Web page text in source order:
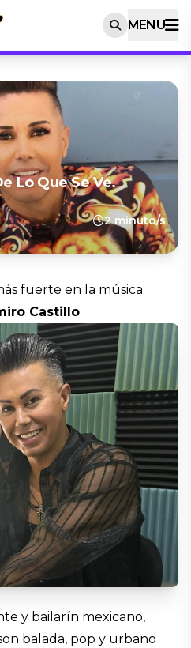
MENU
Lo Que Se Ve.
2 minuto/s
fuerte en la música.
Castillo
y bailarín mexicano,
balada, pop y urbano